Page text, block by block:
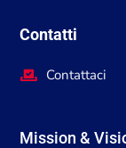
Contatti
Contattaci
Mission &